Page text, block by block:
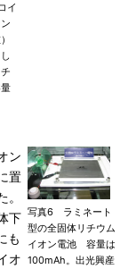
イ
写真6 ラミネート
型の全固体リチウム
イオン電池 容量は
100mAh。出光興産
ン
置
下
も
オ